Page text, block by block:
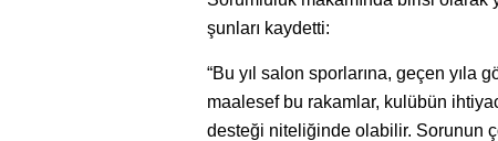
şunları kaydetti:
“Bu yıl salon sporlarına, geçen yıla
maalesef bu rakamlar, kulübün
desteği niteliğinde olabilir. Sorunun